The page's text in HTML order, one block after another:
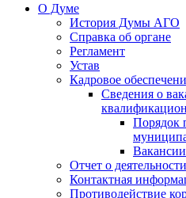
О Думе
История Думы АГО
Справка об органе
Регламент
Устав
Кадровое
Сведения о
Порядок
Отчет о
Контактная
Противодействие